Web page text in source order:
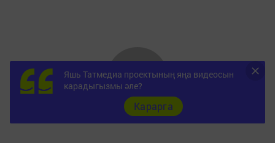
Яшь Татмедиа проектының яңа видеосын
карадыгызмы әле?
Карарга